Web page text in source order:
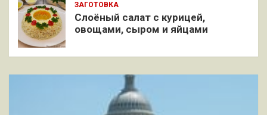
ЗАГОТОВКА
Слоёный салат с курицей,
овощами, сыром и яйцами